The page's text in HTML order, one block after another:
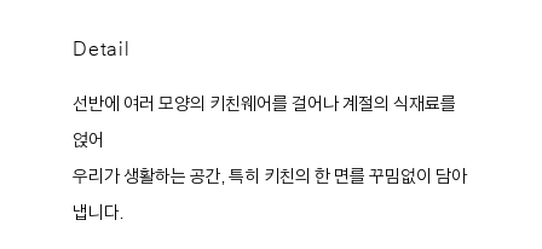
Detail
선반에 여러 모양의 키친웨어를 걸어나 계절의 식재료를
얹어
우리가 생활하는 공간, 특히 키친의 한 면를 꾸밈없이 담아
냅니다.